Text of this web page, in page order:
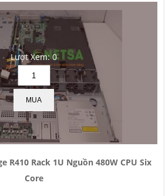
Lượt Xem: 0
MUA
R410 Rack 1U Nguồn 480W CPU Six
Core